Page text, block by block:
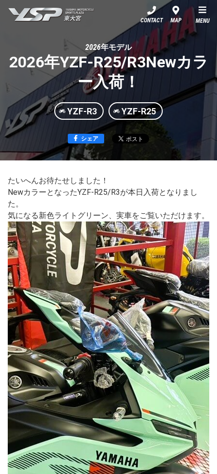
CONTACT MAP MENU
2026年モデル
2026年YZF-R25/R3Newカラ
ー入荷！
YZF-R3 YZF-R25
シェア
たいへんお待たせしました！
NewカラーとなったYZF-R25/R3が本日入荷となりまし
た。
気になる新色ライトグリーン、実車をご覧いただけます。